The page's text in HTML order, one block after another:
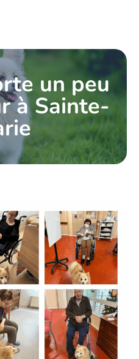
un peu
à Sainte-